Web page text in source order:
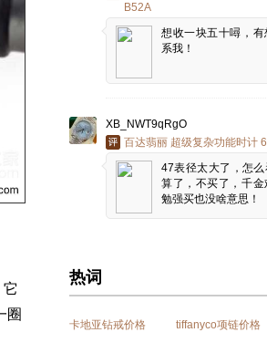
圈
B52A
想收一块五十噚，
系我！
XB_NWT9qRgO
百达翡丽 超级复杂功能时计
47表径太大了，怎么
算了，不买了，千金
勉强买也没啥意思！
热词
卡地亚钻戒价格 tiffanyco项链价格